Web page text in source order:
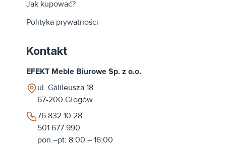
Jak kupować?
Polityka prywatności
Kontakt
EFEKT Meble Biurowe Sp. z o.o.
ul. Galileusza 18
67-200 Głogów
76 832 10 28
501 677 990
pon.–pt: 8:00 – 16:00